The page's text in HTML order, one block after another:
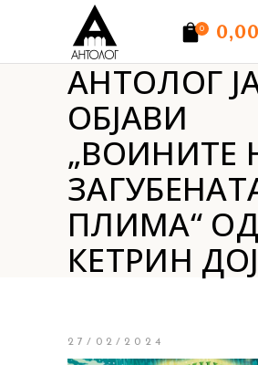
0 0,00
Нема производи.
АНТОЛОГ
ОБЈАВИ
„ВОИНИТЕ
ПЛИМА“ ОД
КЕТРИН
27/02/2024